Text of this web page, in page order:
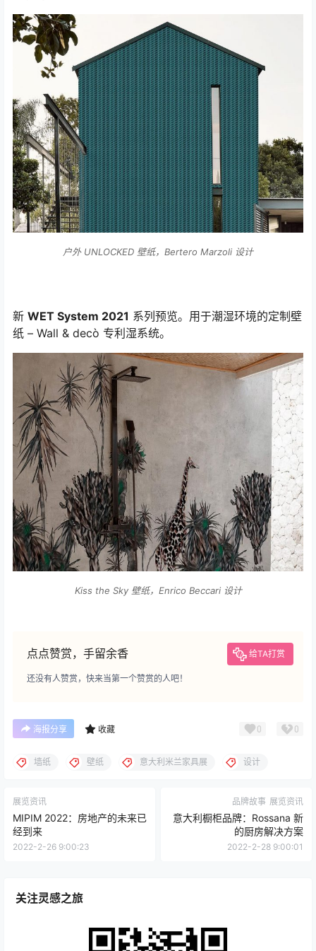
户外 UNLOCKED 壁纸，Bertero Marzoli 设计
新 WET System 2021 系列预览。用于潮湿环境的定制壁
纸 – Wall & decò 专利湿系统。
Kiss the Sky 壁纸，Enrico Beccari 设计
点点赞赏，手留余香 给TA打赏
还没有人赞赏，快来当第一个赞赏的人吧！
海报分享 收藏 0 0
墙纸 壁纸 意大利米兰家具展 设计
展览资讯
MIPIM 2022：房地产的未来已
经到来
2022-2-26 9:00:23
品牌故事 展览资讯
意大利橱柜品牌：Rossana 新
的厨房解决方案
2022-2-28 9:00:01
关注灵感之旅